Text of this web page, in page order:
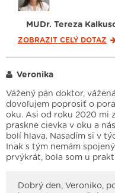
MUDr. Tereza
ZOBRAZIT CELÝ DOTAZ
Veronika
Vážený pán doktor,
dovoľujem poprosiť o
oku. Asi od roku 2020 mi
praskne cievka v oku a
bolí hlava. Nasadím si v
Inak s tým nemám
prvýkrát, bola som u
Dobrý den, Veroniko,